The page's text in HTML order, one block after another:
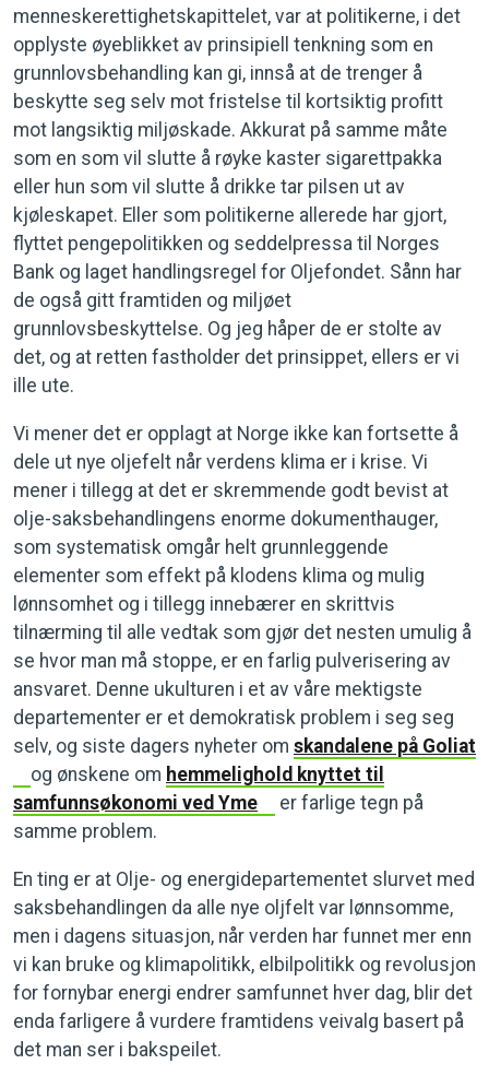
menneskerettighetskapittelet, var at politikerne, i det
opplyste øyeblikket av prinsipiell tenkning som en
grunnlovsbehandling kan gi, innså at de trenger å
beskytte seg selv mot fristelse til kortsiktig profitt
mot langsiktig miljøskade. Akkurat på samme måte
som en som vil slutte å røyke kaster sigarettpakka
eller hun som vil slutte å drikke tar pilsen ut av
kjøleskapet. Eller som politikerne allerede har gjort,
flyttet pengepolitikken og seddelpressa til Norges
Bank og laget handlingsregel for Oljefondet. Sånn har
de også gitt framtiden og miljøet
grunnlovsbeskyttelse. Og jeg håper de er stolte av
det, og at retten fastholder det prinsippet, ellers er vi
ille ute.
Vi mener det er opplagt at Norge ikke kan fortsette å
dele ut nye oljefelt når verdens klima er i krise. Vi
mener i tillegg at det er skremmende godt bevist at
olje-saksbehandlingens enorme dokumenthauger,
som systematisk omgår helt grunnleggende
elementer som effekt på klodens klima og mulig
lønnsomhet og i tillegg innebærer en skrittvis
tilnærming til alle vedtak som gjør det nesten umulig å
se hvor man må stoppe, er en farlig pulverisering av
ansvaret. Denne ukulturen i et av våre mektigste
departementer er et demokratisk problem i seg seg
selv, og siste dagers nyheter om skandalene på Goliat
og ønskene om hemmelighold knyttet til
samfunnsøkonomi ved Yme
er farlige tegn på
samme problem.
En ting er at Olje- og energidepartementet slurvet med
saksbehandlingen da alle nye oljfelt var lønnsomme,
men i dagens situasjon, når verden har funnet mer enn
vi kan bruke og klimapolitikk, elbilpolitikk og revolusjon
for fornybar energi endrer samfunnet hver dag, blir det
enda farligere å vurdere framtidens veivalg basert på
det man ser i bakspeilet.